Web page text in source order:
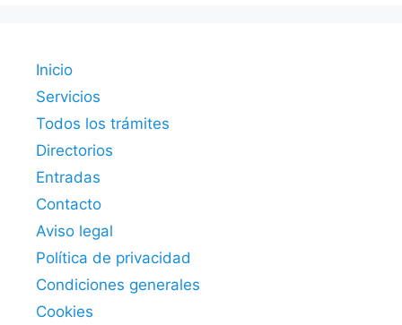
Inicio
Servicios
Todos los trámites
Directorios
Entradas
Contacto
Aviso legal
Política de privacidad
Condiciones generales
Cookies